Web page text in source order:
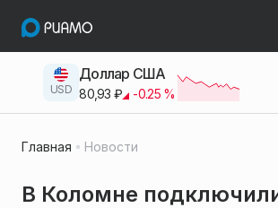
USD
Доллар США
80,93 ₽ -0.25%
Главная Новости
В Коломне